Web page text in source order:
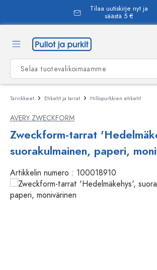
Tilaa uutiskirje nyt ja
säästä 5 €
Tarvikkeet Etiketit ja tarrat Hillopurkkien etiketit
AVERY ZWECKFORM
Zweckform-tarrat
suorakulmainen, paperi,
Artikkelin numero : 100018910